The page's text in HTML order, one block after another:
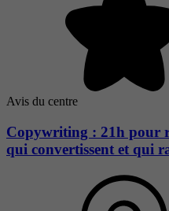
Avis du centre
Copywriting : 21h pour
qui convertissent et qui